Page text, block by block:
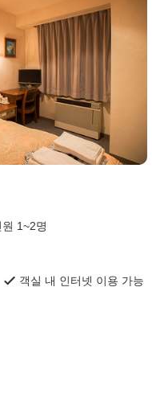
1~2명
객실 내 인터넷 이용 가능